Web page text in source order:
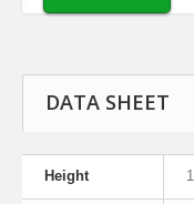
DATA SHEET
Height